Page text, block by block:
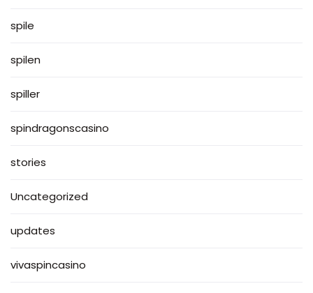
spile
spilen
spiller
spindragonscasino
stories
Uncategorized
updates
vivaspincasino